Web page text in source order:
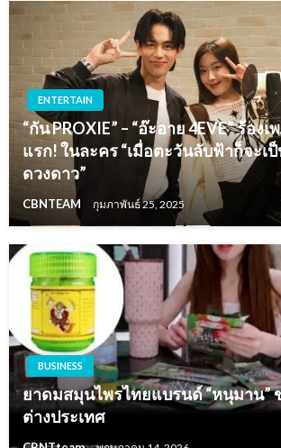
ENTERTAIN
“กัน PROXIE” – “อ๊ะอาย 4EVE” ร้อง
แรก! ในละคร “เมื่อตะวันลับฟ้าก็จะเ
ดวงดาว”
CBNTEAM กุมภาพันธ์ 25, 2025
BUSINESS
ยาดมสมุนไพรไทยแบรนด์ “หนุมาน”
ต่างประเทศ